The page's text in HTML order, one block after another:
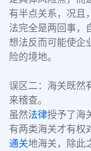
有半点关系，况且
法完全是两回事，
想法反而可能使企
险的境地。
误区二：海关既然
来稽查。
虽然法律授予了海
有两类海关才有权
通关地海关，除此